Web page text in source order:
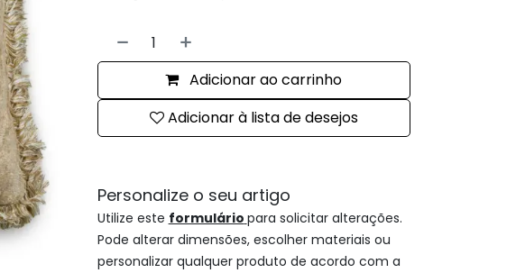
Adicionar ao carrinho
Adicionar à lista de desejos
Personalize o seu artigo
Utilize este formulário para solicitar alterações.
Pode alterar dimensões, escolher materiais ou
personalizar qualquer produto de acordo com a